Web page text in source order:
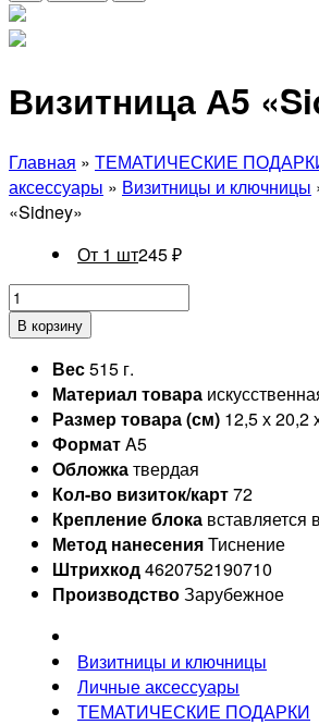
Визитница А5
Главная » ТЕМАТИЧЕСКИЕ
аксессуары » Визитницы и ключницы
«Sidney»
От 1 шт245₽
В корзину
Вес515 г.
Материал товара
Размер товара (см) 12,5 х 20,2
ФорматA5
Обложкатвердая
Кол-во визиток/карт72
Крепление блока вставляется
Метод нанесенияТиснение
Штрихкод4620752190710
ПроизводствоЗарубежное
Визитницы и ключницы
Личные аксессуары
ТЕМАТИЧЕСКИЕ ПОДАРКИ